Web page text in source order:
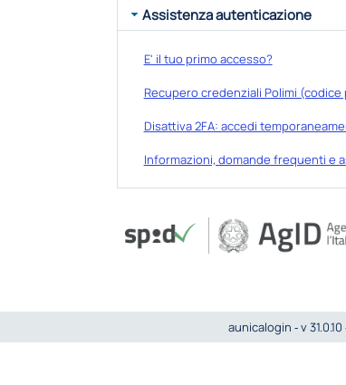
Assistenza autenticazione
E' il tuo primo accesso?
Recupero credenziali Polimi
Disattiva 2FA: accedi
Informazioni, domande frequenti e
aunicalogin ‐ v